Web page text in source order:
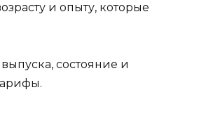
и опыту, которые
состояние и